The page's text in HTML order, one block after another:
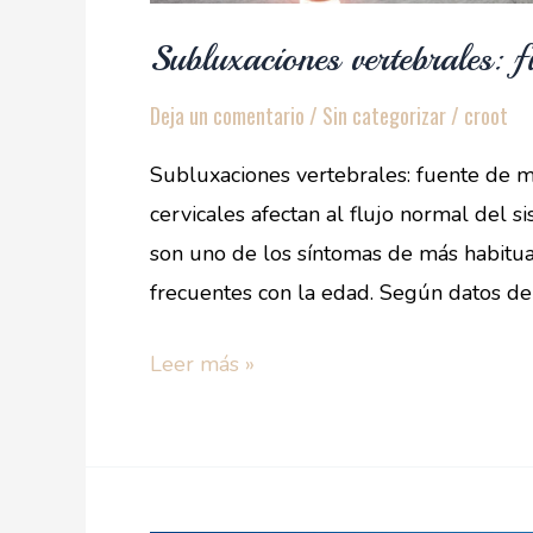
Subluxaciones vertebrales:
Deja un comentario / Sin categorizar/ croot
Subluxaciones vertebrales: fuente de
cervicales afectan al flujo normal del
son uno de los síntomas de más
frecuentes con la edad. Según datos
Leer más »